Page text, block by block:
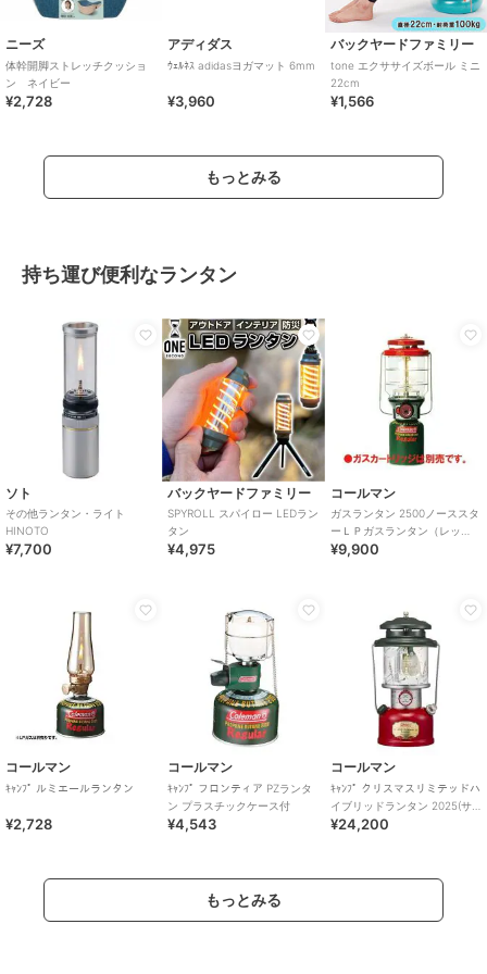
ニーズ
体幹開脚ストレッチクッショ
ン ネイビー
¥2,728
アディダス
ｳｪﾙﾈｽ adidasヨガマット 6mm
¥3,960
バックヤードファミリー
tone エクササイズボール ミニ
22cm
¥1,566
もっとみる
持ち運び便利なランタン
ソト
その他ランタン・ライト
HINOTO
¥7,700
バックヤードファミリー
SPYROLL スパイロー LEDラン
タン
¥4,975
コールマン
ガスランタン 2500ノーススタ
ーＬＰガスランタン（レッ
ド）
¥9,900
コールマン
ｷｬﾝﾌﾟ ルミエールランタン
¥2,728
コールマン
ｷｬﾝﾌﾟ フロンティア PZランタ
ン プラスチックケース付
¥4,543
コールマン
ｷｬﾝﾌﾟ クリスマスリミテッドハ
イブリッドランタン 2025(サ
ンタクロースエディション)
¥24,200
もっとみる